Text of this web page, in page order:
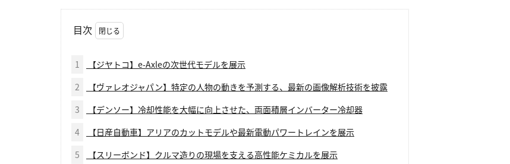
目次
1
【ジヤトコ】e-Axleの次世代モデルを展示
2
【ヴァレオジャパン】特定の人物の動きを予測する、最新の画像解析技術を披露
3
【デンソー】冷却性能を大幅に向上させた、両面積層インバーター冷却器
4
【日産自動車】アリアのカットモデルや最新電動パワートレインを展示
5
【スリーボンド】クルマ造りの現場を支える高性能ケミカルを展示